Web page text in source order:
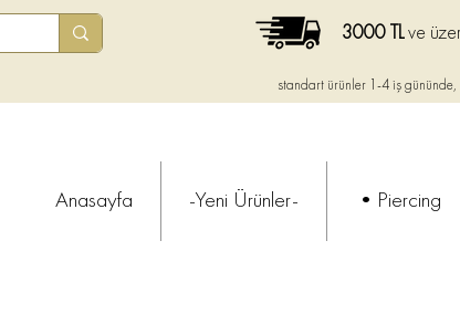
standart ürünler 1-4 iş
3000 TLve
Anasayfa -Yeni Ürünler- •Piercing